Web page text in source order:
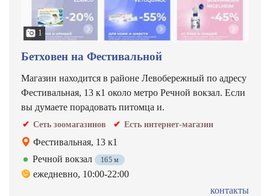
1
Бетховен на Фестивальной
Магазин находится в районе Левобережный по адресу
Фестивальная, 13 к1 около метро Речной вокзал. Если
вы думаете порадовать питомца и.
Сеть зоомагазинов Есть интернет-магазин
Фестивальная, 13 к1
Речной вокзал
165 м
ежедневно, 10:00-22:00
контакты